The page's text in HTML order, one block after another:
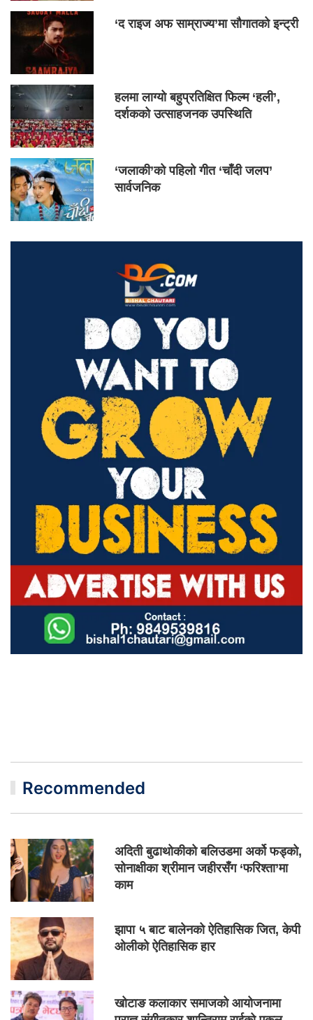
‘द राइज अफ साम्राज्य’मा सौगातको इन्ट्री
हलमा लाग्यो बहुप्रतिक्षित फिल्म ‘हली’,
दर्शकको उत्साहजनक उपस्थिति
‘जलाकी’को पहिलो गीत ‘चाँदी जलप’
सार्वजनिक
Recommended
अदिती बुढाथोकीको बलिउडमा अर्को फड्को,
सोनाक्षीका श्रीमान जहीरसँग ‘फरिश्ता’मा
काम
झापा ५ बाट बालेनको ऐतिहासिक जित, केपी
ओलीको ऐतिहासिक हार
खोटाङ कलाकार समाजको आयोजनामा